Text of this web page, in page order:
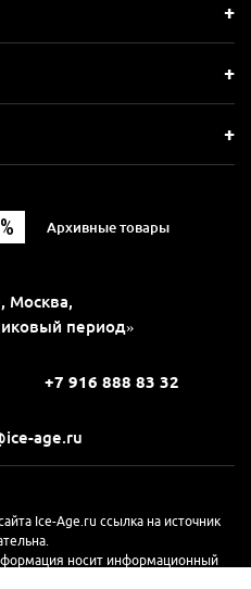
Архивные товары
Москва,
период»
+7 916 888 83 32
age.ru
Ice-Age.ru ссылка на источник
носит информационный